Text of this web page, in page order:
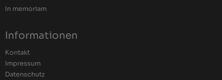
In memoriam
Informationen
Kontakt
Impressum
Datenschutz